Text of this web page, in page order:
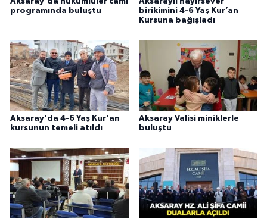
programında buluştu
birikimini 4-6 Yaş Kur’an
Kursuna bağışladı
Aksaray'da 4-6 Yaş Kur'an
kursunun temeli atıldı
Aksaray Valisi miniklerle
buluştu
Kütahya Müftülüğü
Malatya Müftülüğü
Manisa Müftülüğü
Mersin Müftülüğü
Muğla Müftülüğü